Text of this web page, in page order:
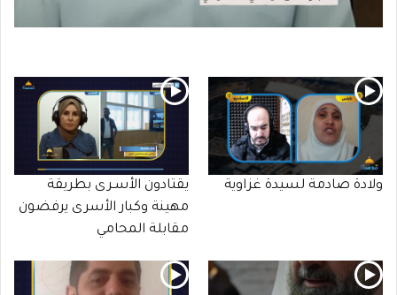
ولادة صادمة لسيدة غزاوية
يقتادون الأسـرى بطريقة
مهينة وكبار الأسرى يرفضون
مقابلة المحامي